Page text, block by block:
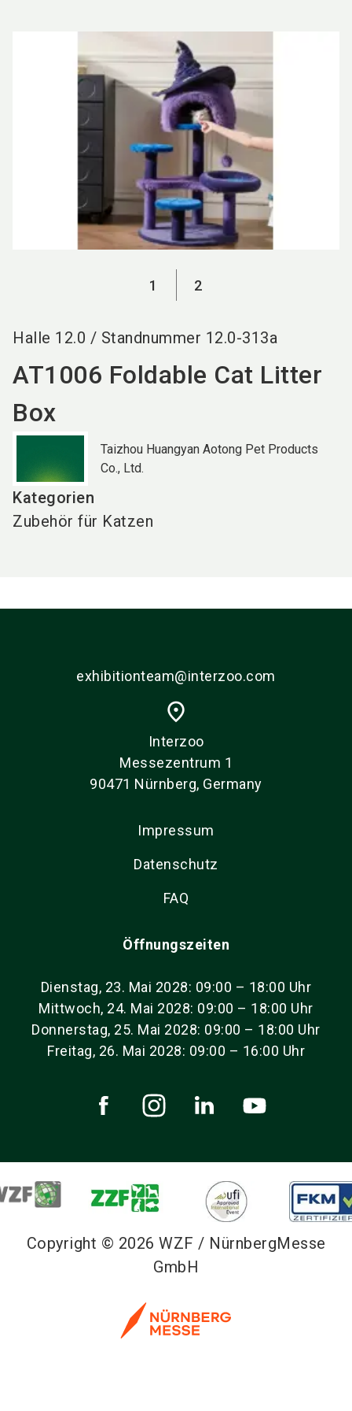
1 2
Halle 12.0 / Standnummer 12.0-313a
AT1006 Foldable Cat Litter
Box
Taizhou Huangyan Aotong Pet Products
Co., Ltd.
Kategorien
Zubehör für Katzen
exhibitionteam@interzoo.com
place
Interzoo
Messezentrum 1
90471 Nürnberg, Germany
Impressum
Datenschutz
FAQ
Öffnungszeiten
Dienstag, 23. Mai 2028: 09:00 – 18:00 Uhr
Mittwoch, 24. Mai 2028: 09:00 – 18:00 Uhr
Donnerstag, 25. Mai 2028: 09:00 – 18:00 Uhr
Freitag, 26. Mai 2028: 09:00 – 16:00 Uhr
Copyright © 2026 WZF / NürnbergMesse
GmbH